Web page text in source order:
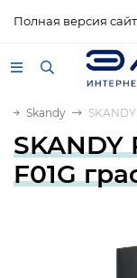
Полная версия
Skandy
SKANDY
F01G